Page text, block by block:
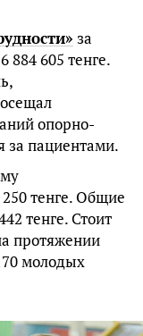
за
884 605 тенге.
опорно-
за пациентами.
250 тенге. Общие
тенге. Стоит
протяжении
молодых